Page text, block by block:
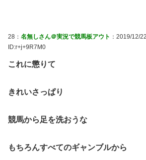
28： 名無しさん＠実況で競馬板アウト ：2019/12/
ID:r+j+9R7M0
これに懲りて
きれいさっぱり
競馬から足を洗おうな
もちろんすべてのギャンブルから